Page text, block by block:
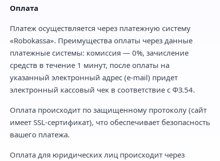
Оплата
Платеж осуществляется через платежную систему
«Robokassa». Преимущества оплаты через данные
платежные системы: комиссия — 0%, зачисление
средств в течение 1 минут, после оплаты на
указанный электронный адрес (e-mail) придет
электронный кассовый чек в соответствие с ФЗ.54.
Оплата происходит по защищенному протоколу (сайт
имеет SSL-сертификат), что обеспечивает безопасность
вашего платежа.
Оплата для юридических лиц происходит через